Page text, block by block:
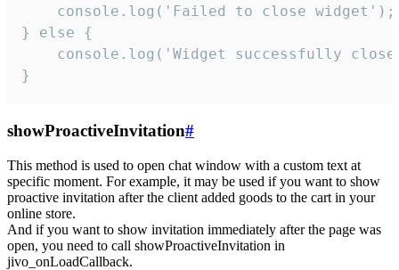
    console.log('Failed to close widget');
} else {
console.log('Widget successfully
}
showProactiveInvitation#
This method is used to open chat window with a custom text at
specific moment. For example, it may be used if you want to show
proactive invitation after the client added goods to the cart in your
online store.
And if you want to show invitation immediately after the page was
open, you need to call showProactiveInvitation in
jivo_onLoadCallback.